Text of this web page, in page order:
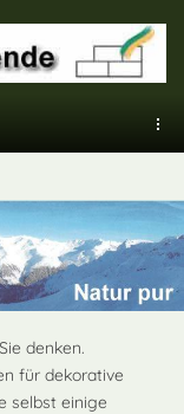
denken.
für dekorative
selbst einige